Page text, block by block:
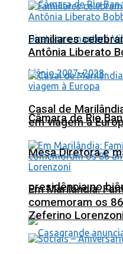
Câmara de Rio
Mesa Diretora e
presidência no
Familiares
Antônia Liberato
Casal de
em viagem à
Em Marilândia:
comemoram os
Zeferino